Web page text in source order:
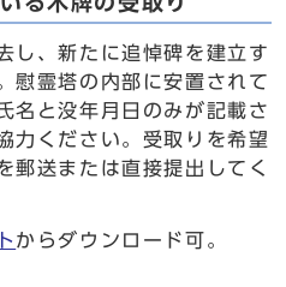
し、新たに追悼碑を建立す
慰霊塔の内部に安置されて
名と没年月日のみが記載さ
力ください。受取りを希望
郵送または直接提出してく
からダウンロード可。